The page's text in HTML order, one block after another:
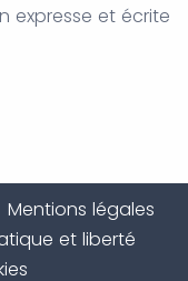
expresse et écrite
Mentions légales
et liberté